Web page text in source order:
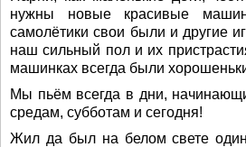
нужны новые красивые
самолётики свои были и другие
наш сильный пол и их
машинках всегда были
Мы пьём всегда в дни,
средам, субботам и сегодня!
Жил да был на белом свете